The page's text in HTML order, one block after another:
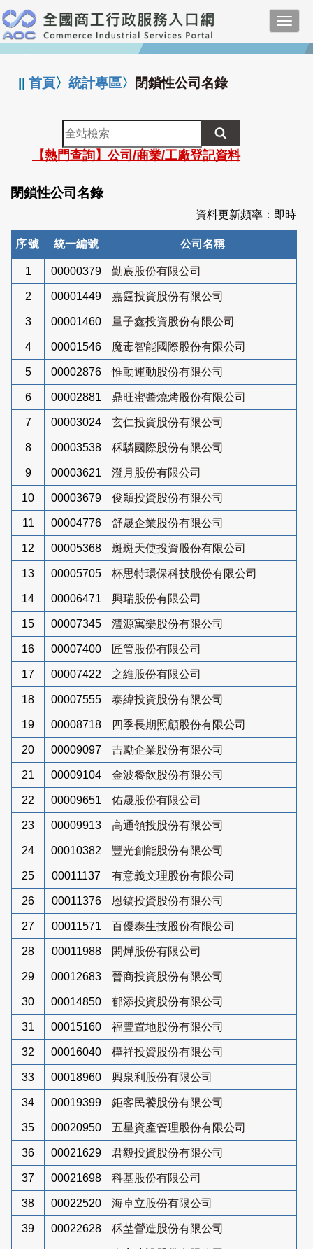
跳
到
主
要
:::
||首頁〉統計專區〉 閉鎖性公司名錄
全
站
檢
索
【熱門查詢】公司/商業/工廠登記資料
閉鎖性公司名錄
資料更新頻率：即時
序號 統一編號 公司名稱
1 00000379 勤宸股份有限公司
2 00001449 嘉霆投資股份有限公司
3 00001460 量子鑫投資股份有限公司
4 00001546 魔毒智能國際股份有限公司
5 00002876 惟動運動股份有限公司
6 00002881 鼎旺蜜醬燒烤股份有限公司
7 00003024 玄仁投資股份有限公司
8 00003538 秝驎國際股份有限公司
9 00003621 澄月股份有限公司
10 00003679 俊穎投資股份有限公司
11 00004776 舒晟企業股份有限公司
12 00005368 斑斑天使投資股份有限公司
13 00005705 杯思特環保科技股份有限公司
14 00006471 興瑞股份有限公司
15 00007345 灃源寓樂股份有限公司
16 00007400 匠管股份有限公司
17 00007422 之維股份有限公司
18 00007555 泰緯投資股份有限公司
19 00008718 四季長期照顧股份有限公司
20 00009097 吉勵企業股份有限公司
21 00009104 金波餐飲股份有限公司
22 00009651 佑晟股份有限公司
23 00009913 高通領投股份有限公司
24 00010382 豐光創能股份有限公司
25 00011137 有意義文理股份有限公司
26 00011376 恩鎬投資股份有限公司
27 00011571 百優泰生技股份有限公司
28 00011988 閎燁股份有限公司
29 00012683 晉商投資股份有限公司
30 00014850 郁添投資股份有限公司
31 00015160 福豐置地股份有限公司
32 00016040 樺祥投資股份有限公司
33 00018960 興泉利股份有限公司
34 00019399 鉅客民饕股份有限公司
35 00020950 五星資產管理股份有限公司
36 00021629 君毅投資股份有限公司
37 00021698 科基股份有限公司
38 00022520 海卓立股份有限公司
39 00022628 秝埜營造股份有限公司